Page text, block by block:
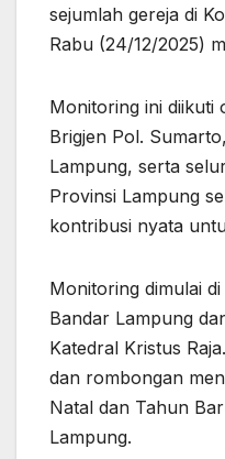
sejumlah gereja di
Rabu (24/12/2025)
Monitoring ini diikuti
Brigjen Pol.
Lampung, serta
Provinsi Lampung
kontribusi nyata
Monitoring dimulai
Bandar Lampung
Katedral Kristus
dan rombongan
Natal dan Tahun
Lampung.